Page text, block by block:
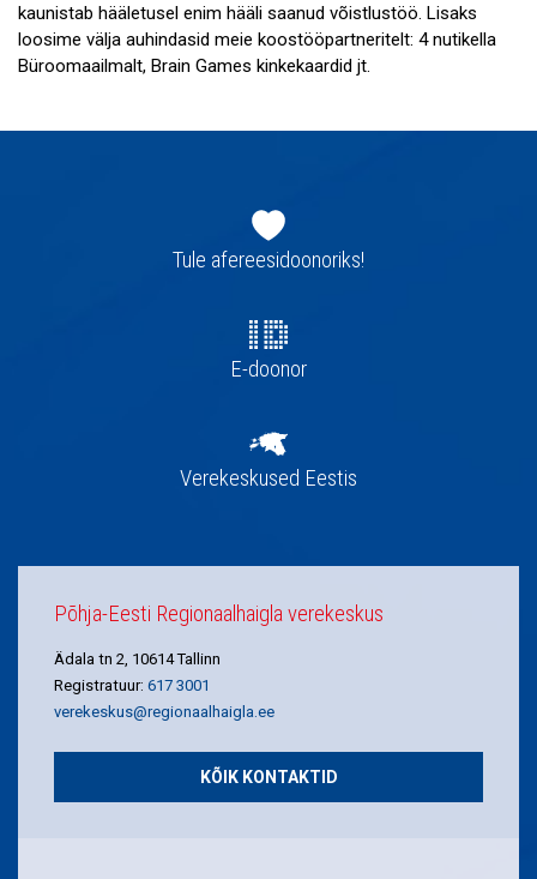
kaunistab hääletusel enim hääli saanud võistlustöö. Lisaks
loosime välja auhindasid meie koostööpartneritelt: 4 nutikella
Büroomaailmalt, Brain Games kinkekaardid jt.
navigatsioonTule afereesidoonoriks!
E-doonor
Verekeskused Eestis
Põhja-Eesti Regionaalhaigla verekeskus
Ädala tn 2, 10614 Tallinn
Registratuur: 617 3001
verekeskus@regionaalhaigla.ee
KÕIK KONTAKTID